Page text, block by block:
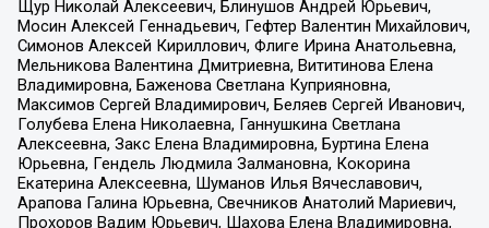
Щур Николай Алексеевич, Блинушов Андрей Юрьевич,
Мосин Алексей Геннадьевич, Гефтер Валентин Михайлович,
Симонов Алексей Кириллович, Флиге Ирина Анатольевна,
Мельникова Валентина Дмитриевна, Вититинова Елена
Владимировна, Баженова Светлана Куприяновна,
Максимов Сергей Владимирович, Беляев Сергей Иванович,
Голубева Елена Николаевна, Ганнушкина Светлана
Алексеевна, Закс Елена Владимировна, Буртина Елена
Юрьевна, Гендель Людмила Залмановна, Кокорина
Екатерина Алексеевна, Шуманов Илья Вячеславович,
Арапова Галина Юрьевна, Свечников Анатолий Мариевич,
Прохоров Вадим Юрьевич, Шахова Елена Владимировна,